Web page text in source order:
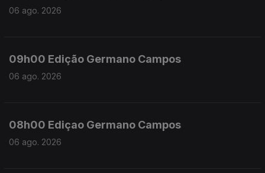
06 ago. 2026
09h00 Edição Germano Campos
06 ago. 2026
08h00 Ediçao Germano Campos
06 ago. 2026